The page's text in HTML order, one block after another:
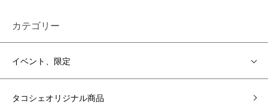
カテゴリー
イベント、限定
タコシェオリジナル商品